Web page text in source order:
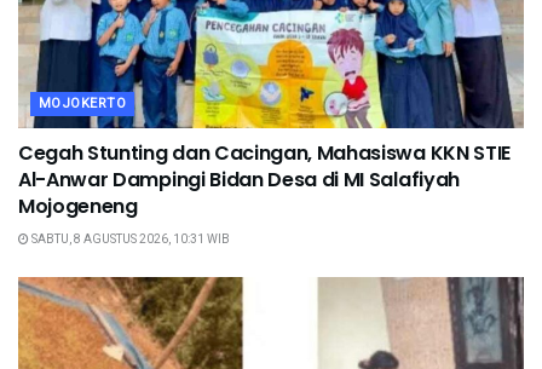
MOJOKERTO
Cegah Stunting dan Cacingan, Mahasiswa KKN STIE
Al-Anwar Dampingi Bidan Desa di MI Salafiyah
Mojogeneng
SABTU, 8 AGUSTUS 2026, 10:31 WIB